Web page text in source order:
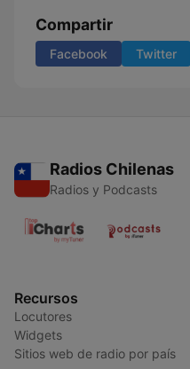
Compartir
Facebook Twitter
Radios Chilenas
Radios y Podcasts
Recursos
Locutores
Widgets
Sitios web de radio por país